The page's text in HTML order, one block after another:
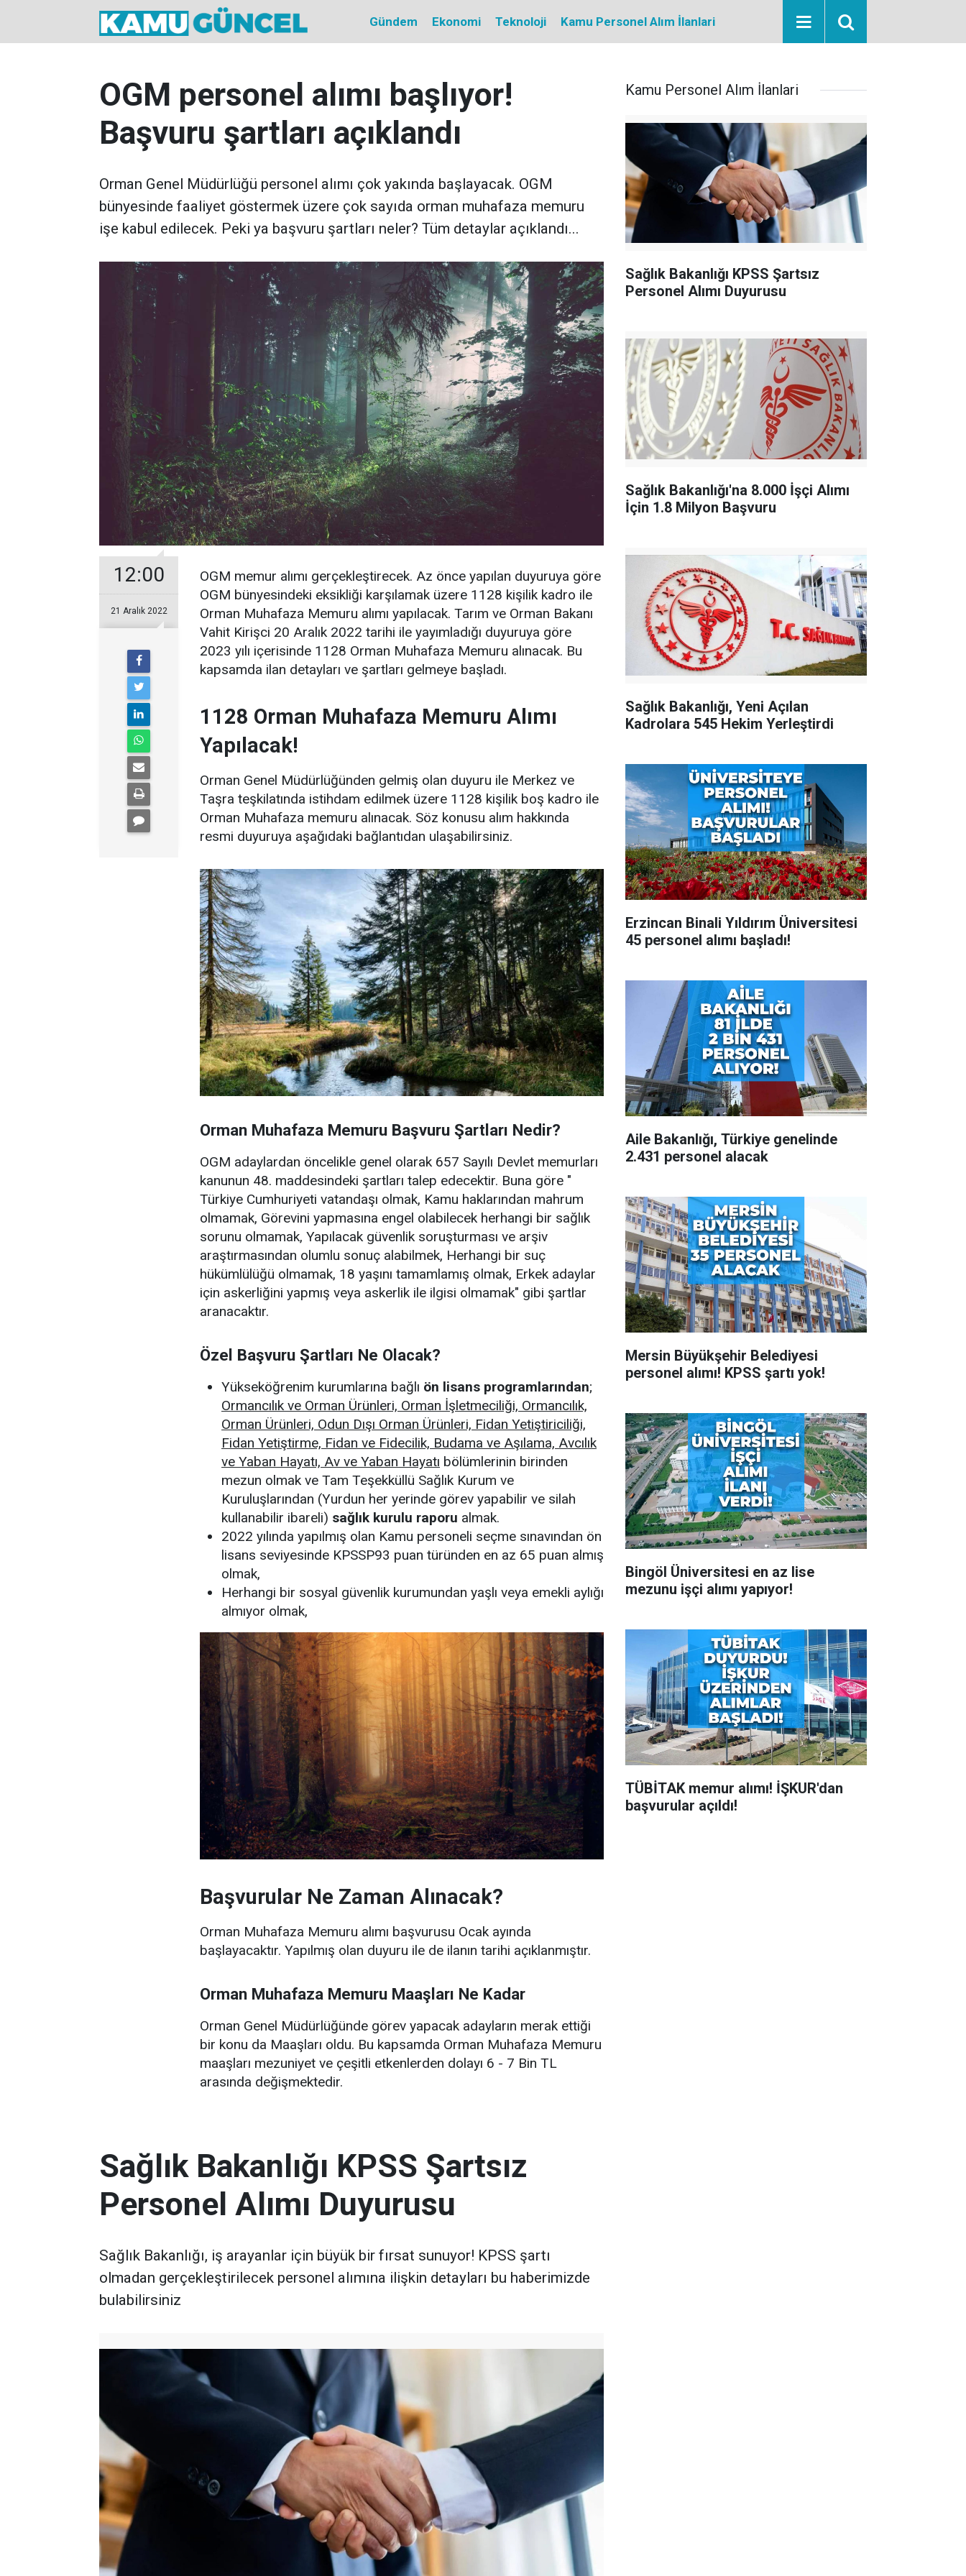
Gündem Ekonomi Teknoloji Kamu Personel Alım İlanlari
OGM personel alımı başlıyor!
Başvuru şartları açıklandı
Orman Genel Müdürlüğü personel alımı çok yakında başlayacak. OGM
bünyesinde faaliyet göstermek üzere çok sayıda orman muhafaza memuru
işe kabul edilecek. Peki ya başvuru şartları neler? Tüm detaylar açıklandı...
12:00
21 Aralık 2022
OGM memur alımı gerçekleştirecek. Az önce yapılan duyuruya göre
OGM bünyesindeki eksikliği karşılamak üzere 1128 kişilik kadro ile
Orman Muhafaza Memuru alımı yapılacak. Tarım ve Orman Bakanı
Vahit Kirişci 20 Aralık 2022 tarihi ile yayımladığı duyuruya göre
2023 yılı içerisinde 1128 Orman Muhafaza Memuru alınacak. Bu
kapsamda ilan detayları ve şartları gelmeye başladı.
1128 Orman Muhafaza Memuru Alımı
Yapılacak!
Orman Genel Müdürlüğünden gelmiş olan duyuru ile Merkez ve
Taşra teşkilatında istihdam edilmek üzere 1128 kişilik boş kadro ile
Orman Muhafaza memuru alınacak. Söz konusu alım hakkında
resmi duyuruya aşağıdaki bağlantıdan ulaşabilirsiniz.
Orman Muhafaza Memuru Başvuru Şartları Nedir?
OGM adaylardan öncelikle genel olarak 657 Sayılı Devlet memurları
kanunun 48. maddesindeki şartları talep edecektir. Buna göre "
Türkiye Cumhuriyeti vatandaşı olmak, Kamu haklarından mahrum
olmamak, Görevini yapmasına engel olabilecek herhangi bir sağlık
sorunu olmamak, Yapılacak güvenlik soruşturması ve arşiv
araştırmasından olumlu sonuç alabilmek, Herhangi bir suç
hükümlülüğü olmamak, 18 yaşını tamamlamış olmak, Erkek adaylar
için askerliğini yapmış veya askerlik ile ilgisi olmamak" gibi şartlar
aranacaktır.
Özel Başvuru Şartları Ne Olacak?
Yükseköğrenim kurumlarına bağlı ön lisans programlarından;
Ormancılık ve Orman Ürünleri, Orman İşletmeciliği, Ormancılık,
Orman Ürünleri, Odun Dışı Orman Ürünleri, Fidan Yetiştiriciliği,
Fidan Yetiştirme, Fidan ve Fidecilik, Budama ve Aşılama, Avcılık
ve Yaban Hayatı, Av ve Yaban Hayatı bölümlerinin birinden
mezun olmak ve Tam Teşekküllü Sağlık Kurum ve
Kuruluşlarından (Yurdun her yerinde görev yapabilir ve silah
kullanabilir ibareli) sağlık kurulu raporu almak.
2022 yılında yapılmış olan Kamu personeli seçme sınavından ön
lisans seviyesinde KPSSP93 puan türünden en az 65 puan almış
olmak,
Herhangi bir sosyal güvenlik kurumundan yaşlı veya emekli aylığı
almıyor olmak,
Başvurular Ne Zaman Alınacak?
Orman Muhafaza Memuru alımı başvurusu Ocak ayında
başlayacaktır. Yapılmış olan duyuru ile de ilanın tarihi açıklanmıştır.
Orman Muhafaza Memuru Maaşları Ne Kadar
Orman Genel Müdürlüğünde görev yapacak adayların merak ettiği
bir konu da Maaşları oldu. Bu kapsamda Orman Muhafaza Memuru
maaşları mezuniyet ve çeşitli etkenlerden dolayı 6 - 7 Bin TL
arasında değişmektedir.
Sağlık Bakanlığı KPSS Şartsız
Personel Alımı Duyurusu
Sağlık Bakanlığı, iş arayanlar için büyük bir fırsat sunuyor! KPSS şartı
olmadan gerçekleştirilecek personel alımına ilişkin detayları bu haberimizde
bulabilirsiniz
Kamu Personel Alım İlanlari
Sağlık Bakanlığı KPSS Şartsız
Personel Alımı Duyurusu
Sağlık Bakanlığı'na 8.000 İşçi Alımı
İçin 1.8 Milyon Başvuru
Sağlık Bakanlığı, Yeni Açılan
Kadrolara 545 Hekim Yerleştirdi
Erzincan Binali Yıldırım Üniversitesi
45 personel alımı başladı!
Aile Bakanlığı, Türkiye genelinde
2.431 personel alacak
Mersin Büyükşehir Belediyesi
personel alımı! KPSS şartı yok!
Bingöl Üniversitesi en az lise
mezunu işçi alımı yapıyor!
TÜBİTAK memur alımı! İŞKUR'dan
başvurular açıldı!